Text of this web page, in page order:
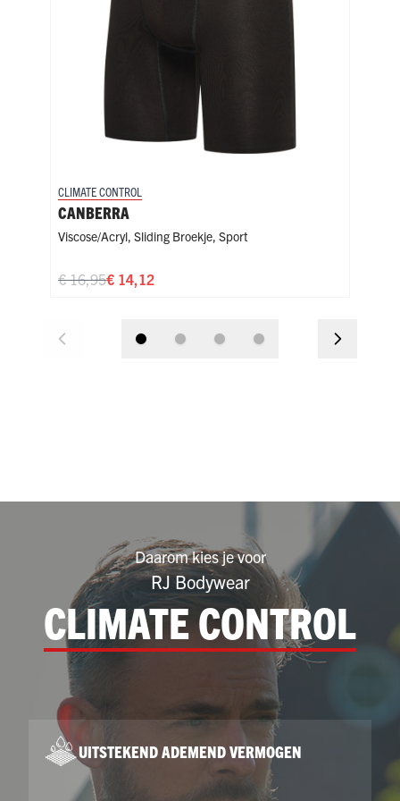
CLIMATE CONTROL
CANBERRA
Viscose/Acryl, Sliding Broekje, Sport
€ 14,12
€ 16,95
Daarom kies je voor
RJ Bodywear
CLIMATE CONTROL
UITSTEKEND ADEMEND VERMOGEN